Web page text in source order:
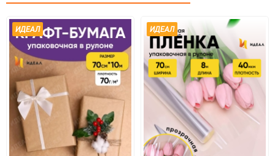
Предназначение товара Для флористики
Сертификация Не подлежит сертификации
Особые условия Особых условий не требует
Минимальное количество
Единица измерения шт
ИДЕАЛ ИДЕАЛ